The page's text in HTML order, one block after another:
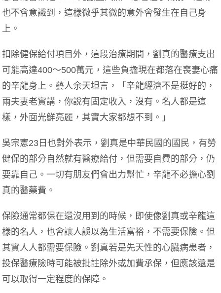
也不會意識到，這樣微乎其微的意外會發生在自己身
上。
扣除健保給付項目外，這段治療期間，劉真的醫療支出
可能高達400～500萬元，這些負擔現在都落在喪妻心痛
的辛龍身上。藝人余天坦言，「辛龍經濟不是挺好的，
兩夫妻老實講，你說有固定收入，沒有。名人都是這
樣，外面光鮮亮麗，其實大家都想不到。」
吳宗憲23日也對外表示，劉真是中華民國的國民，有勞
健保的部分自然就有醫療給付，但需要自費的部分，仍
要靠自己。一切有朋友們會出力幫忙，辛龍不必擔心劉
真的醫藥費。
保險通常都保在還沒用到的時候，即使像劉真或辛龍這
樣的名人，也會讓人誤以為生活富裕，不需要保險。但
其實人人都需要保險。劉真若是先天性的心臟病患者，
投保醫療險時可能被批註除外或加費承保，但應該還是
可以取得一定程度的保障。